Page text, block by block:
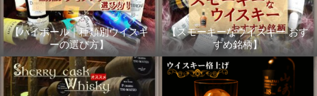
【ハイボール｜種類別ウイスキ
ーの選び方】
【スモーキーなウイスキー おす
すめ銘柄】